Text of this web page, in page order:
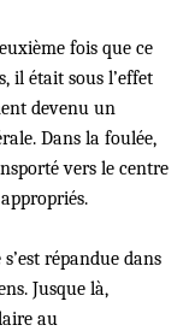
fois que ce
il était sous l’effet
devenu un
Dans la foulée,
vers le centre
répandue dans
Jusque là,
au